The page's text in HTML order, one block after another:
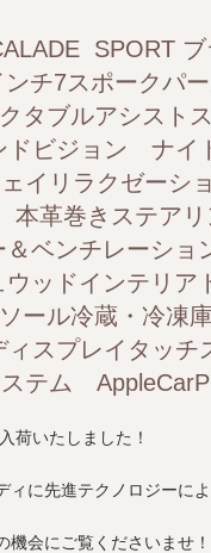
付き) フロントシートヒーター
リム 126カラーアンビエント
ンチHDカーブドLEDディスプレ
AndroidAuto ETC
SPORT
チ7スポークパ
タブルアシス
ドビジョン ナ
イリラクゼーシ
革巻きステアリ
ベンチレーシ
ッドインテリ
ール冷蔵・冷凍
スプレイタッ
ステム
荷いたしました！
に先進テクノロジーに
会にご覧くださいませ！